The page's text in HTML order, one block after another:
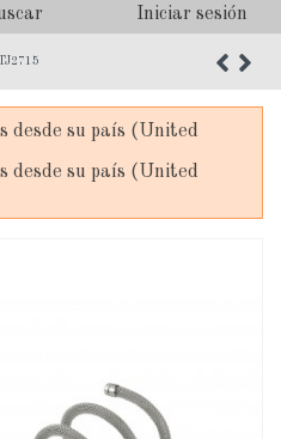
Iniciar sesión
desde su país (United
desde su país (United